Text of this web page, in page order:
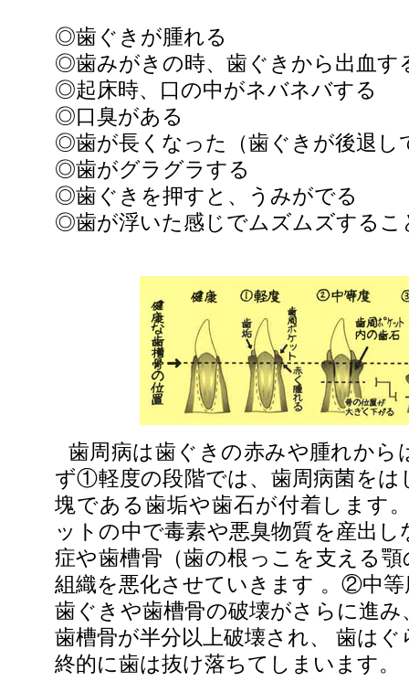
◎歯ぐきが腫れる
◎歯みがきの時、歯ぐきから出血す
◎起床時、口の中がネバネバする
◎口臭がある
◎歯が長くなった（歯ぐきが後退し
◎歯がグラグラする
◎歯ぐきを押すと、うみがでる
◎歯が浮いた感じでムズムズするこ
歯周病は歯ぐきの赤みや腫れから
ず①軽度の段階では、歯周病菌をは
塊である歯垢や歯石が付着します
ットの中で毒素や悪臭物質を産出
症や歯槽骨（歯の根っこを支える
組織を悪化させていきます 。②中等
歯ぐきや歯槽骨の破壊がさらに進
歯槽骨が半分以上破壊され、 歯は
終的に歯は抜け落ちてしまいます。